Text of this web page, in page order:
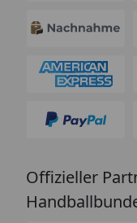
Offizieller